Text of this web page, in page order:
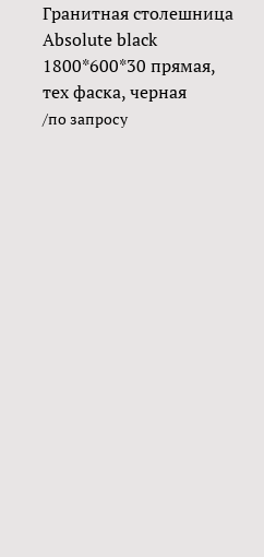
Гранитная столешница
Absolute black
1800*600*30 прямая,
тех фаска, черная
/по запросу